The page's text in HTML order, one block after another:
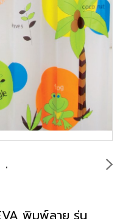
พิมพ์ลาย รุ่น